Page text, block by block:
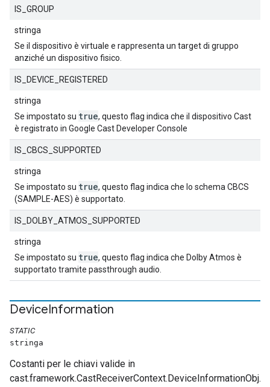
IS_GROUP
stringa
Se il dispositivo è virtuale e rappresenta un target di gruppo
anziché un dispositivo fisico.
IS_DEVICE_REGISTERED
stringa
Se impostato su true, questo flag indica che il dispositivo Cast
è registrato in Google Cast Developer Console
IS_CBCS_SUPPORTED
stringa
Se impostato su true, questo flag indica che lo schema CBCS
(SAMPLE-AES) è supportato.
IS_DOLBY_ATMOS_SUPPORTED
stringa
Se impostato su true, questo flag indica che Dolby Atmos è
supportato tramite passthrough audio.
DeviceInformation
STATIC
stringa
Costanti per le chiavi valide in
cast.framework.CastReceiverContext.DeviceInformationObj.